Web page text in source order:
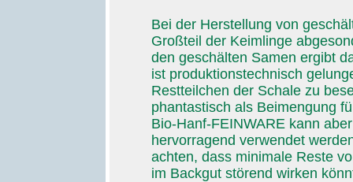
Bei der Herstellung von
Großteil der Keimlinge
den geschälten Samen ergibt
ist produktionstechnisch
Restteilchen der Schale zu
phantastisch als Beimengung
Bio-Hanf-FEINWARE kann
hervorragend verwendet
achten, dass minimale Reste
im Backgut störend wirken